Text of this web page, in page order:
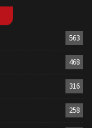
563
468
316
258